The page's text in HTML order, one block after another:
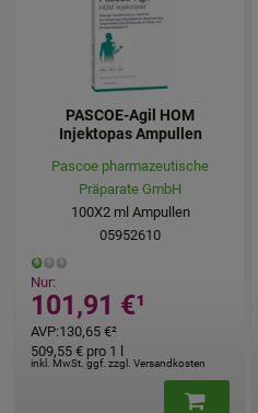
PASCOE-Agil HOM
Injektopas Ampullen
Pascoe pharmazeutische
Präparate GmbH
100X2ml Ampullen
05952610
Nur:
101,91 €¹
AVP:130,65 €²
inkl. MwSt. ggf. zzgl. Versandkosten
509,55 € pro 1 l